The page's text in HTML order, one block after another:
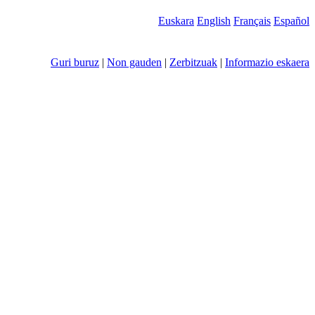
Euskara English Français Español
Guri buruz | Non gauden | Zerbitzuak | Informazio eskaera